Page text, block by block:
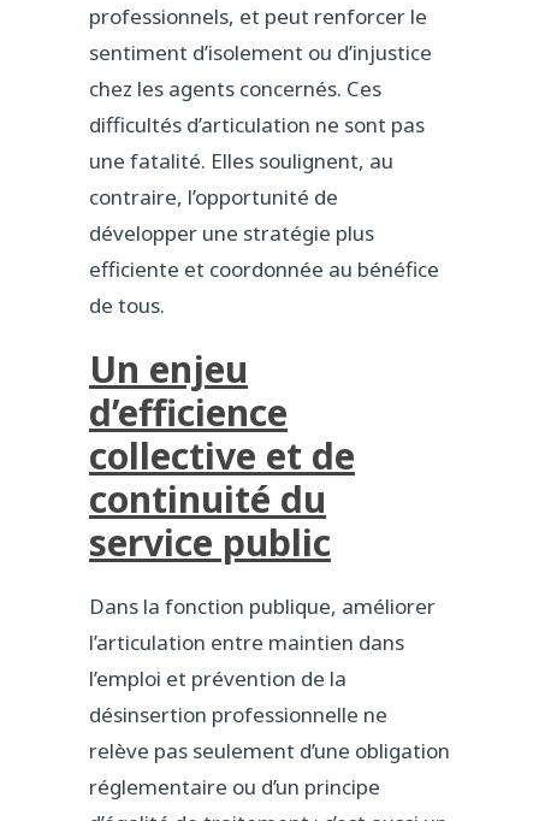
professionnels, et peut renforcer le
sentiment d’isolement ou d’injustice
chez les agents concernés. Ces
difficultés d’articulation ne sont pas
une fatalité. Elles soulignent, au
contraire, l’opportunité de
développer une stratégie plus
efficiente et coordonnée au bénéfice
de tous.
Un enjeu
d’efficience
collective et de
continuité du
service public
Dans la fonction publique, améliorer
l’articulation entre maintien dans
l’emploi et prévention de la
désinsertion professionnelle ne
relève pas seulement d’une obligation
réglementaire ou d’un principe